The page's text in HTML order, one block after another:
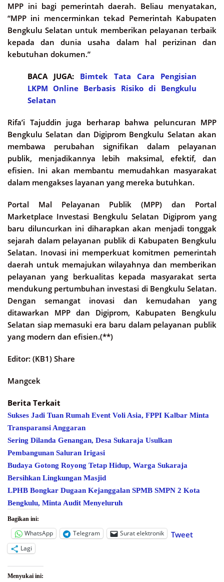
MPP ini bagi pemerintah daerah. Beliau menyatakan,
“MPP ini mencerminkan tekad Pemerintah Kabupaten
Bengkulu Selatan untuk memberikan pelayanan terbaik
kepada dan dunia usaha dalam hal perizinan dan
kebutuhan dokumen.”
BACA JUGA: Bimtek Tata Cara Pengisian
LKPM Online Berbasis Risiko di Bengkulu
Selatan
Rifa’i Tajuddin juga berharap bahwa peluncuran MPP
Bengkulu Selatan dan Digiprom Bengkulu Selatan akan
membawa perubahan signifikan dalam pelayanan
publik, menjadikannya lebih maksimal, efektif, dan
efisien. Ini akan membantu memudahkan masyarakat
dalam mengakses layanan yang mereka butuhkan.
Portal Mal Pelayanan Publik (MPP) dan Portal
Marketplace Investasi Bengkulu Selatan Digiprom yang
baru diluncurkan ini diharapkan akan menjadi tonggak
sejarah dalam pelayanan publik di Kabupaten Bengkulu
Selatan. Inovasi ini memperkuat komitmen pemerintah
daerah untuk memajukan wilayahnya dan memberikan
pelayanan yang berkualitas kepada masyarakat serta
mendukung pertumbuhan investasi di Bengkulu Selatan.
Dengan semangat inovasi dan kemudahan yang
ditawarkan MPP dan Digiprom, Kabupaten Bengkulu
Selatan siap memasuki era baru dalam pelayanan publik
yang modern dan efisien.(**)
Editor: (KB1) Share
Mangcek
Berita Terkait
Sukses Jadi Tuan Rumah Event Voli Asia, FPPI Kalbar Minta
Transparansi Anggaran
Sering Dilanda Genangan, Desa Sukaraja Usulkan
Pembangunan Saluran Irigasi
Budaya Gotong Royong Tetap Hidup, Warga Sukaraja
Bersihkan Lingkungan Masjid
LPHB Bongkar Dugaan Kejanggalan SPMB SMPN 2 Kota
Bengkulu, Minta Audit Menyeluruh
Bagikan ini:
WhatsApp Telegram Surat elektronik Tweet
Lagi
Menyukai ini: